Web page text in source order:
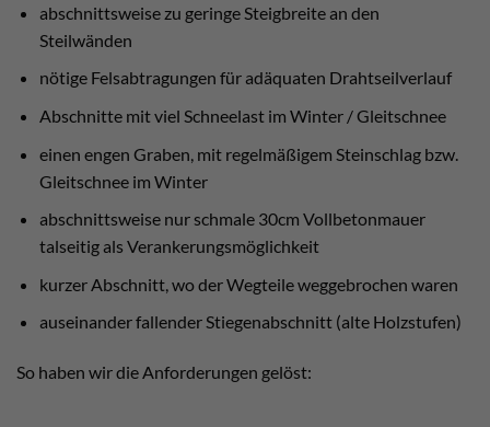
abschnittsweise zu geringe Steigbreite an den
Steilwänden
nötige Felsabtragungen für adäquaten Drahtseilverlauf
Abschnitte mit viel Schneelast im Winter / Gleitschnee
einen engen Graben, mit regelmäßigem Steinschlag bzw.
Gleitschnee im Winter
abschnittsweise nur schmale 30cm Vollbetonmauer
talseitig als Verankerungsmöglichkeit
kurzer Abschnitt, wo der Wegteile weggebrochen waren
auseinander fallender Stiegenabschnitt (alte Holzstufen)
So haben wir die Anforderungen gelöst: